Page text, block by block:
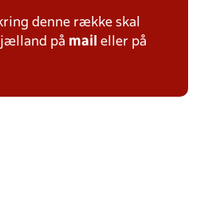
denne række skal
på mail eller på